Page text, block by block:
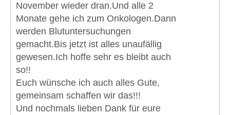
November wieder dran.Und alle 2
Monate gehe ich zum Onkologen.Dann
werden Blutuntersuchungen
gemacht.Bis jetzt ist alles unaufällig
gewesen.Ich hoffe sehr es bleibt auch
so!!
Euch wünsche ich auch alles Gute,
gemeinsam schaffen wir das!!!
Und nochmals lieben Dank für eure